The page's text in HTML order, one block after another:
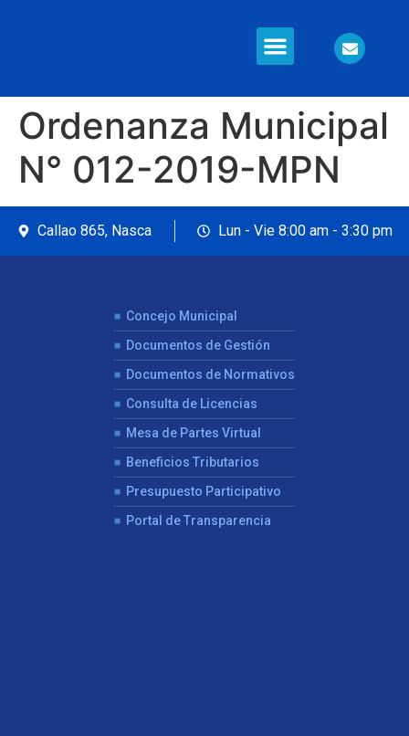
Ordenanza Municipal
N° 012-2019-MPN
Callao 865, Nasca Lun - Vie 8:00 am - 3:30 pm
Concejo Municipal
Documentos de Gestión
Documentos de Normativos
Consulta de Licencias
Mesa de Partes Virtual
Beneficios Tributarios
Presupuesto Participativo
Portal de Transparencia